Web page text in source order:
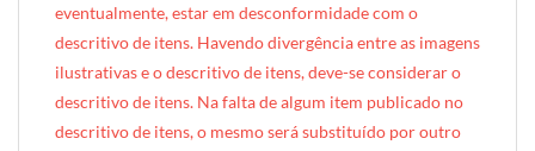
eventualmente, estar em desconformidade com o
descritivo de itens. Havendo divergência entre as imagens
ilustrativas e o descritivo de itens, deve-se considerar o
descritivo de itens. Na falta de algum item publicado no
descritivo de itens, o mesmo será substituído por outro